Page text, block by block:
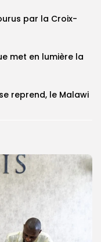
par la Croix-
met en lumière la
reprend, le Malawi